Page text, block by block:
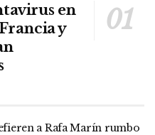
en
y
a Rafa Marín rumbo